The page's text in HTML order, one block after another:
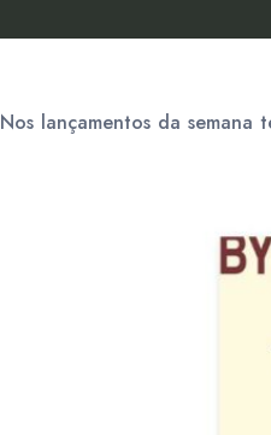
Nos lançamentos da semana